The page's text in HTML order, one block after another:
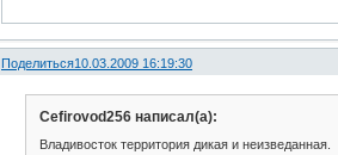
Поделиться10.03.2009 16:19:30
Cefirovod256 написал(а):
Владивосток территория дикая и неизведанная.